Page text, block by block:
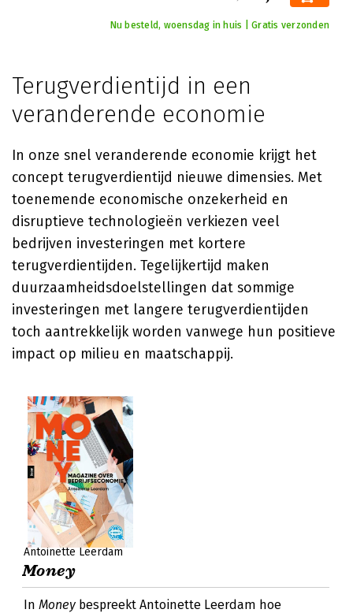
Nu besteld, woensdag in huis | Gratis verzonden
Terugverdientijd in een
veranderende economie
In onze snel veranderende economie krijgt het
concept terugverdientijd nieuwe dimensies. Met
toenemende economische onzekerheid en
disruptieve technologieën verkiezen veel
bedrijven investeringen met kortere
terugverdientijden. Tegelijkertijd maken
duurzaamheidsdoelstellingen dat sommige
investeringen met langere terugverdientijden
toch aantrekkelijk worden vanwege hun positieve
impact op milieu en maatschappij.
Antoinette Leerdam
Money
In Money bespreekt Antoinette Leerdam hoe